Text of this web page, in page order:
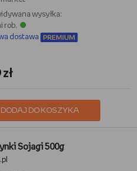
wysyłka:
rob.
dostawa
zł
DODAJ DO KOSZYKA
Sojagi 500g